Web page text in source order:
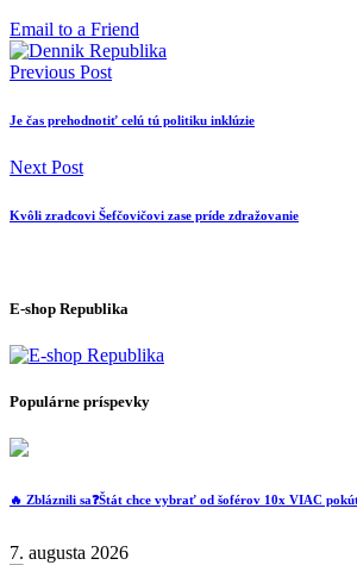
Email to a Friend
Previous Post
Je čas prehodnotiť celú tú politiku inklúzie
Next Post
Kvôli zradcovi Šefčovičovi zase príde zdražovanie
E-shop Republika
Populárne príspevky
🔥 Zbláznili sa❓️Štát chce vybrať od šoférov 10x VIAC
7. augusta 2026